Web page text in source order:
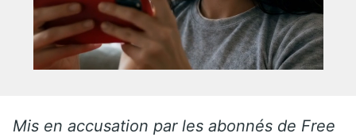
Mis en accusation par les abonnés de Free